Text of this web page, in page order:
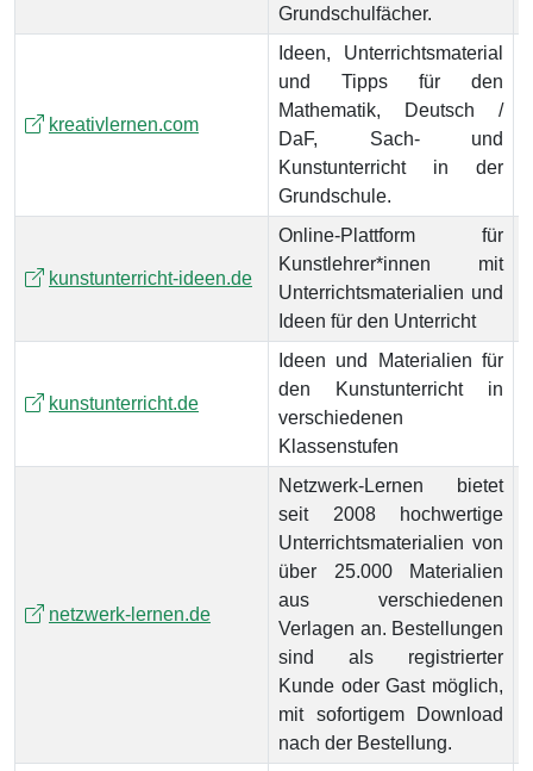
Grundschulfächer.
kreativlernen.com
Ideen, Unterrichtsmaterial
und Tipps für den
Mathematik, Deutsch /
DaF, Sach- und
Kunstunterricht in der
Grundschule.
kunstunterricht-ideen.de
Online-Plattform für
Kunstlehrer*innen mit
Unterrichtsmaterialien und
Ideen für den Unterricht
kunstunterricht.de
Ideen und Materialien für
den Kunstunterricht in
verschiedenen
Klassenstufen
netzwerk-lernen.de
Netzwerk-Lernen bietet
seit 2008 hochwertige
Unterrichtsmaterialien von
über 25.000 Materialien
aus verschiedenen
Verlagen an. Bestellungen
sind als registrierter
Kunde oder Gast möglich,
mit sofortigem Download
nach der Bestellung.